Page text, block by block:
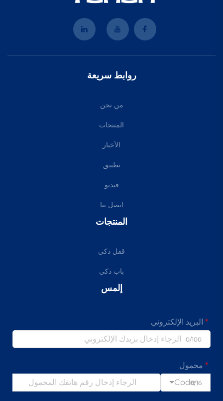
روابط سريعة
من نحن
المنتجات
الأخبار
تطبيق
فيديو
اتصل بنا
المنتجات
قفل ذكي
باب ذكي
إلمس
البريد الإلكتروني
0/100
محمول
Code0/16